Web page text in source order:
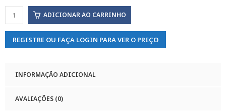
ADICIONAR AO CARRINHO
REGISTRE OU FAÇA LOGIN PARA VER O PREÇO
INFORMAÇÃO ADICIONAL
AVALIAÇÕES (0)